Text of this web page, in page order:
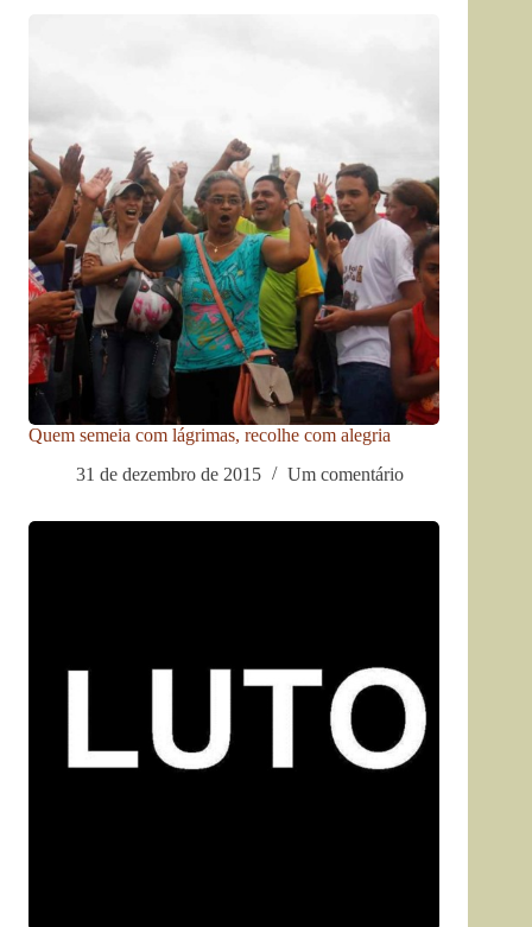
Quem semeia com lágrimas, recolhe com alegria
31 de dezembro de 2015
Um comentário